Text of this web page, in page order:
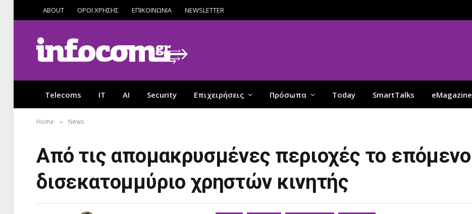
ABOUT ΟΡΟΙ ΧΡΗΣΗΣ ΕΠΙΚΟΙΝΩΝΙΑ NEWSLETTER
Telecoms IT AI Security Επιχειρήσεις Πρόσωπα Today SmartTalks eMagazine
Home » News
Από τις απομακρυσμένες περιοχές το επόμενο
δισεκατομμύριο χρηστών κινητής